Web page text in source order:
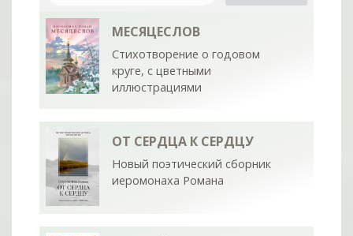
МЕСЯЦЕСЛОВ
Стихотворение о годовом
круге, с цветными
иллюстрациями
ОТ СЕРДЦА К СЕРДЦУ
Новый поэтический сборник
иеромонаха Романа